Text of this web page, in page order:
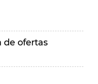
de ofertas